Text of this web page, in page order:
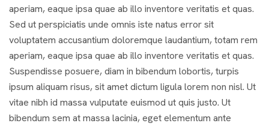
aperiam, eaque ipsa quae ab illo inventore veritatis et quas.
Sed ut perspiciatis unde omnis iste natus error sit
voluptatem accusantium doloremque laudantium, totam rem
aperiam, eaque ipsa quae ab illo inventore veritatis et quas.
Suspendisse posuere, diam in bibendum lobortis, turpis
ipsum aliquam risus, sit amet dictum ligula lorem non nisl. Ut
vitae nibh id massa vulputate euismod ut quis justo. Ut
bibendum sem at massa lacinia, eget elementum ante